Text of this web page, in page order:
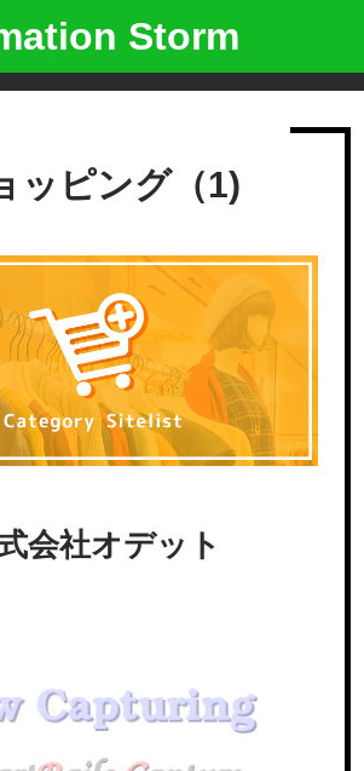
Storm
ッピング（1)
会社オデット